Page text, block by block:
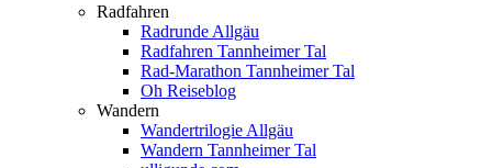
Radfahren
Radrunde Allgäu
Radfahren Tannheimer Tal
Rad-Marathon Tannheimer Tal
Oh Reiseblog
Wandern
Wandertrilogie Allgäu
Wandern Tannheimer Tal